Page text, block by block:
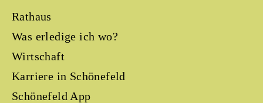
Rathaus
Was erledige ich wo?
Wirtschaft
Karriere in Schönefeld
Schönefeld App